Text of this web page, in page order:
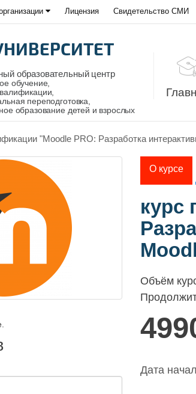
Лицензия Свидетельство СМИ
образовательный центр
обучение,
переподготовка,
образование детей и взрослых
"Moodle PRO: Разработка
О курсе
курс
Объём
Дата